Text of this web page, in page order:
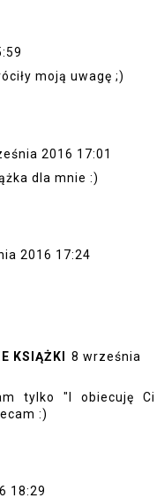
moją uwagę ;)
2016 17:01
dla mnie :)
2016 17:24
KSIĄŻKI
8 września
tylko "I obiecuję Ci
:)
18:29